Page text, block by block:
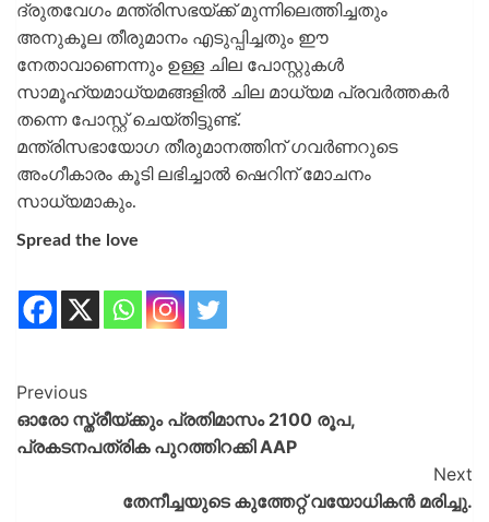
ദ്രുതവേഗം മന്ത്രിസഭയ്ക്ക് മുന്നിലെത്തിച്ചതും
അനുകൂല തീരുമാനം എടുപ്പിച്ചതും ഈ
നേതാവാണെന്നും ഉള്ള ചില പോസ്റ്റുകൾ
സാമൂഹ്യമാധ്യമങ്ങളിൽ ചില മാധ്യമ പ്രവർത്തകർ
തന്നെ പോസ്റ്റ് ചെയ്തിട്ടുണ്ട്.
മന്ത്രിസഭായോഗ തീരുമാനത്തിന് ഗവർണറുടെ
അംഗീകാരം കൂടി ലഭിച്ചാൽ ഷെറിന് മോചനം
സാധ്യമാകും.
Spread the love
Previous
ഓരോ സ്ത്രീയ്ക്കും പ്രതിമാസം 2100 രൂപ,
പ്രകടനപത്രിക പുറത്തിറക്കി AAP
Next
തേനീച്ചയുടെ കുത്തേറ്റ് വയോധികൻ മരിച്ചു.